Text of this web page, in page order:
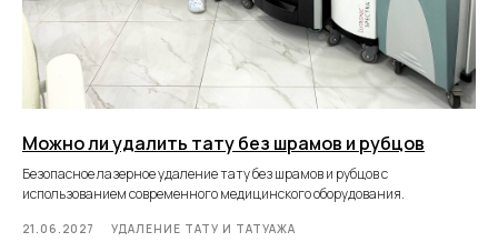
Можно ли удалить тату без шрамов и рубцов
Безопасное лазерное удаление тату без шрамов и рубцов с
использованием современного медицинского оборудования.
21.06.2027 УДАЛЕНИЕ ТАТУ И ТАТУАЖА